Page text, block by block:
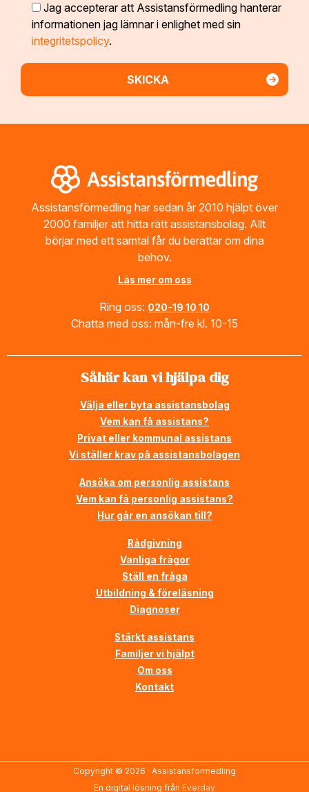
Jag accepterar att Assistansförmedling hanterar
informationen jag lämnar i enlighet med sin
integritetspolicy.
Assistansförmedling har sedan år 2010 hjälpt över
2000 familjer att hitta rätt assistansbolag. Allt
börjar med ett samtal får du berättar om dina
behov.
Läs mer om oss
Ring oss: 020-19 10 10
Chatta med oss: mån-fre kl. 10-15
Såhär kan vi hjälpa dig
Välja eller byta assistansbolag
Vem kan få assistans?
Privat eller kommunal assistans
Vi ställer krav på assistansbolagen
Ansöka om personlig assistans
Vem kan få personlig assistans?
Hur går en ansökan till?
Rådgivning
Vanliga frågor
Ställ en fråga
Utbildning & föreläsning
Diagnoser
Stärkt assistans
Familjer vi hjälpt
Om oss
Kontakt
Copyright © 2026 · Assistansformedling
En digital lösning från Everday